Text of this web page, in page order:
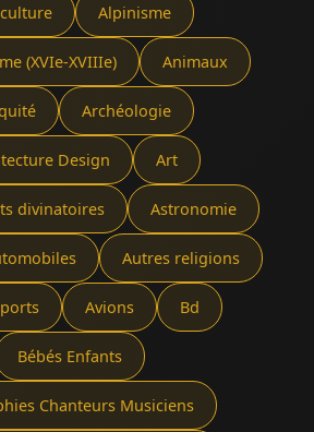
Alpinisme
(XVIe-XVIIIe) Animaux
Archéologie
Design Art
divinatoires Astronomie
Autres religions
Avions Bd
Bébés Enfants
Chanteurs Musiciens